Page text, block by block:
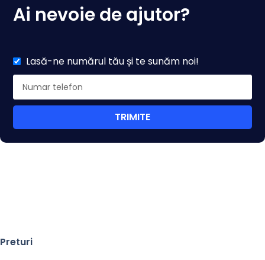
Ai nevoie de ajutor?
Lasă-ne numărul tău și te sunăm noi!
TRIMITE
Preturi